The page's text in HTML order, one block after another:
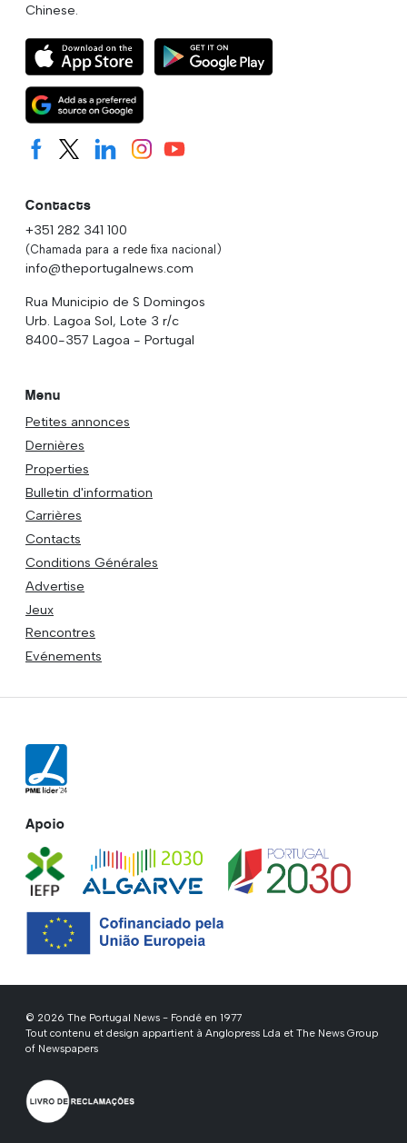
Chinese.
Contacts
+351 282 341 100
(Chamada para a rede fixa nacional)
info@theportugalnews.com
Rua Municipio de S Domingos
Urb. Lagoa Sol, Lote 3 r/c
8400-357 Lagoa - Portugal
Menu
Petites annonces
Dernières
Properties
Bulletin d'information
Carrières
Contacts
Conditions Générales
Advertise
Jeux
Rencontres
Evénements
Apoio
© 2026 The Portugal News - Fondé en 1977
Tout contenu et design appartient à Anglopress Lda et The News Group
of Newspapers